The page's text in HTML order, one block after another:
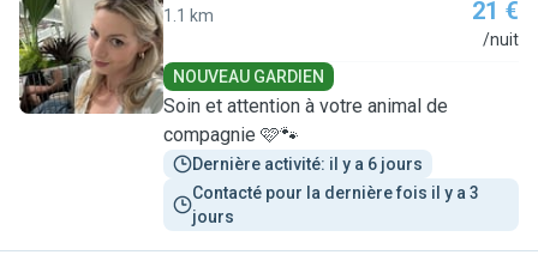
N
1.1 km 21 €
/nuit
NOUVEAU GARDIEN
Soin et attention à votre animal de
compagnie 🩷🐾
Dernière activité: il y a 6 jours
Contacté pour la dernière fois il y a 3
jours